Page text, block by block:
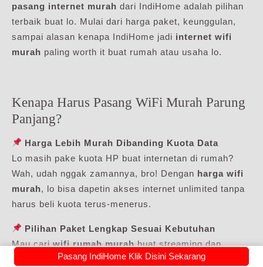
pasang internet murah dari IndiHome adalah pilihan
terbaik buat lo. Mulai dari harga paket, keunggulan,
sampai alasan kenapa IndiHome jadi internet wifi
murah paling worth it buat rumah atau usaha lo.
Kenapa Harus Pasang WiFi Murah Parung
Panjang?
Harga Lebih Murah Dibanding Kuota Data
Lo masih pake kuota HP buat internetan di rumah?
Wah, udah nggak zamannya, bro! Dengan harga wifi
murah, lo bisa dapetin akses internet unlimited tanpa
harus beli kuota terus-menerus.
Pilihan Paket Lengkap Sesuai Kebutuhan
Mau cariwifi rumah murahbuat streaming dan
browsing? Atau butuh paket internet super kenceng
Pasang IndiHome Klik Disini Sekarang